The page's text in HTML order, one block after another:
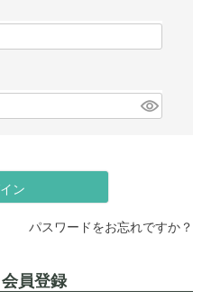
ン
パスワードをお忘れですか？
員登録